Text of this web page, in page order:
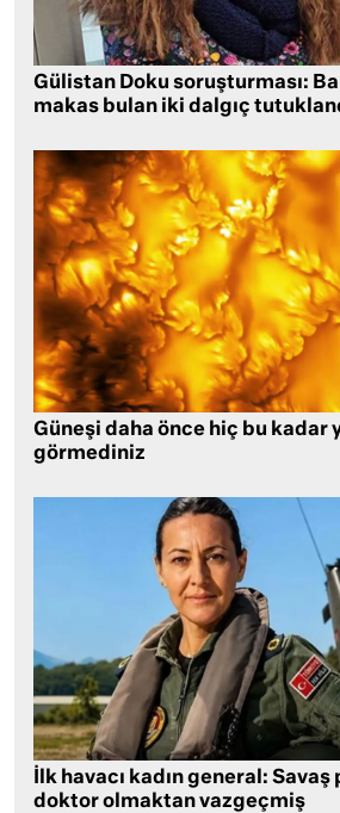
Gülistan Doku soruşturması:
makas bulan iki dalgıç
Güneşi daha önce hiç bu kadar
görmediniz
İlk havacı kadın general:
doktor olmaktan vazgeçmiş